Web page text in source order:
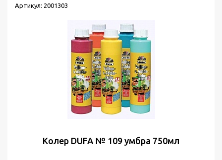
Артикул: 2001303
Колер DUFA № 109 умбра 750мл